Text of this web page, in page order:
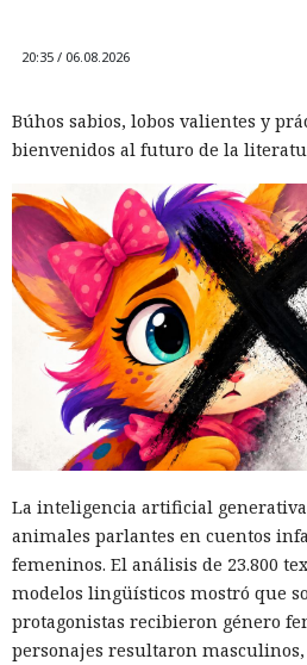
El canadiense Connor Riley
muchos meses con datos robados
uno de los mayores hackeos de
la plataforma en la nube
Muka, de 26 años, se declaró
informático y telefónico, robo
y conspiración en un tribunal
20:35 / 06.08.2026
Búhos sabios, lobos valientes y
bienvenidos al futuro de la
La inteligencia artificial
animales parlantes en cuentos
femeninos. El análisis de 23.800
modelos lingüísticos mostró que
protagonistas recibieron género
personajes resultaron